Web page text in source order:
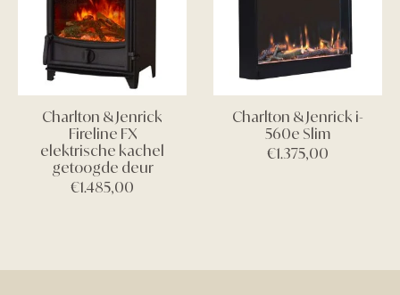
Charlton & Jenrick
Fireline FX
elektrische kachel
getoogde deur
€1.485,00
Charlton & Jenrick i-
560e Slim
€1.375,00